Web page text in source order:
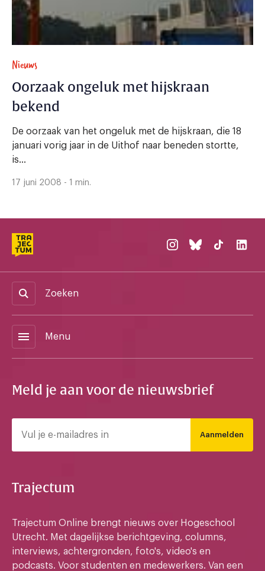
Nieuws
Oorzaak ongeluk met hijskraan
bekend
De oorzaak van het ongeluk met de hijskraan, die 18
januari vorig jaar in de Uithof naar beneden stortte,
is...
17 juni 2008 - 1 min.
Zoeken
menu Menu
Meld je aan voor de nieuwsbrief
Aanmelden
Trajectum
Trajectum Online brengt nieuws over Hogeschool
Utrecht. Met dagelijkse berichtgeving, columns,
interviews, achtergronden, foto's, video's en
podcasts. Voor studenten en medewerkers. Van een